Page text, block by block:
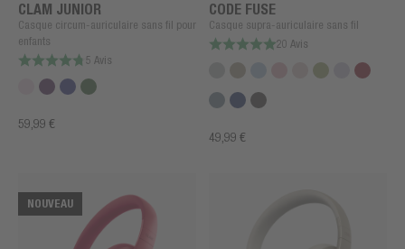
CLAM JUNIOR
Casque circum-auriculaire sans fil pour
enfants
5 Avis
59,99 €
CODE FUSE
Casque supra-auriculaire sans fil
20 Avis
49,99 €
NOUVEAU